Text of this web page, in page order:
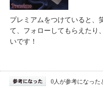
プレミアムをつけていると、
て、フォローしてもらえたり
いです！
0人が参考になった